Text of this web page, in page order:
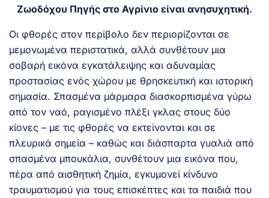
Ζωοδόχου Πηγής στο Αγρίνιο είναι ανησυχητική.
Οι φθορές στον περίβολο δεν περιορίζονται σε
μεμονωμένα περιστατικά, αλλά συνθέτουν μια
σοβαρή εικόνα εγκατάλειψης και αδυναμίας
προστασίας ενός χώρου με θρησκευτική και ιστορική
σημασία. Σπασμένα μάρμαρα διασκορπισμένα γύρω
από τον ναό, ραγισμένο πλέξι γκλας στους δύο
κίονες – με τις φθορές να εκτείνονται και σε
πλευρικά σημεία – καθώς και διάσπαρτα γυαλιά από
σπασμένα μπουκάλια, συνθέτουν μια εικόνα που,
πέρα από αισθητική ζημία, εγκυμονεί κίνδυνο
τραυματισμού για τους επισκέπτες και τα παιδιά που